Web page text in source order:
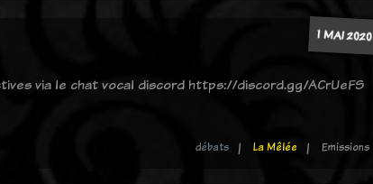
1 MAI 2020
via le chat vocal discord https://discord.gg/ACrUeFS
débats La Mêlée Emissions